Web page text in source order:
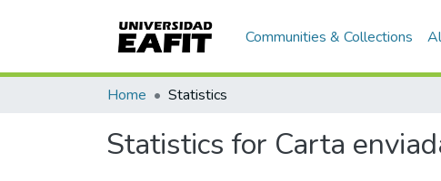
Communities & Collections
Home Statistics
Statistics for Carta